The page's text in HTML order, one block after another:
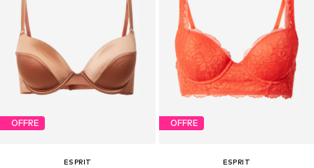
OFFRE
ESPRIT
OFFRE
ESPRIT